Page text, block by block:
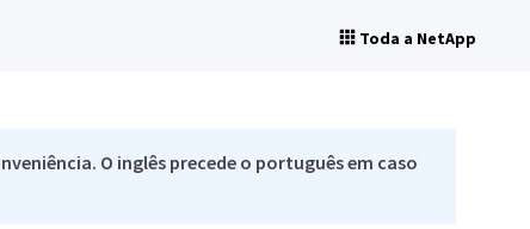
Toda a NetApp
O inglês precede o português em caso